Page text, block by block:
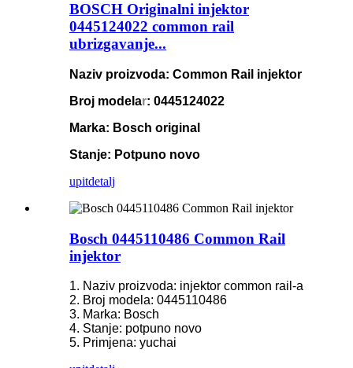
BOSCH Originalni injektor
0445124022 common rail
ubrizgavanje...
Naziv proizvoda: Common Rail injektor
Broj modelar: 0445124022
Marka: Bosch original
Stanje: Potpuno novo
upitdetalj
Bosch 0445110486 Common Rail
injektor
1. Naziv proizvoda: injektor common rail-a
2. Broj modela: 0445110486
3. Marka: Bosch
4. Stanje: potpuno novo
5. Primjena: yuchai